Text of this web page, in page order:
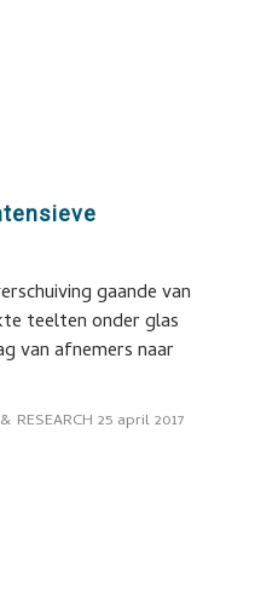
gaande van
teelten onder glas
van afnemers naar
RESEARCH 25 april 2017